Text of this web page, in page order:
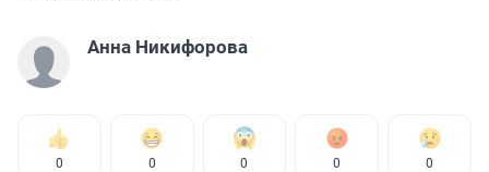
Анна Никифорова
0 0 0 0 0